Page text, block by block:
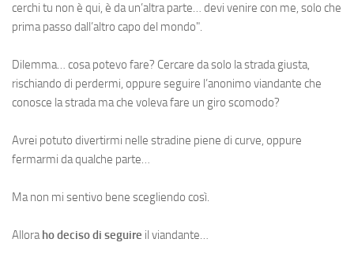
cerchi tu non è qui, è da un’altra parte… devi venire con me, solo che
prima passo dall’altro capo del mondo".
Dilemma… cosa potevo fare? Cercare da solo la strada giusta,
rischiando di perdermi, oppure seguire l’anonimo viandante che
conosce la strada ma che voleva fare un giro scomodo?
Avrei potuto divertirmi nelle stradine piene di curve, oppure
fermarmi da qualche parte…
Ma non mi sentivo bene scegliendo così.
Alloraho deciso di seguire il viandante…